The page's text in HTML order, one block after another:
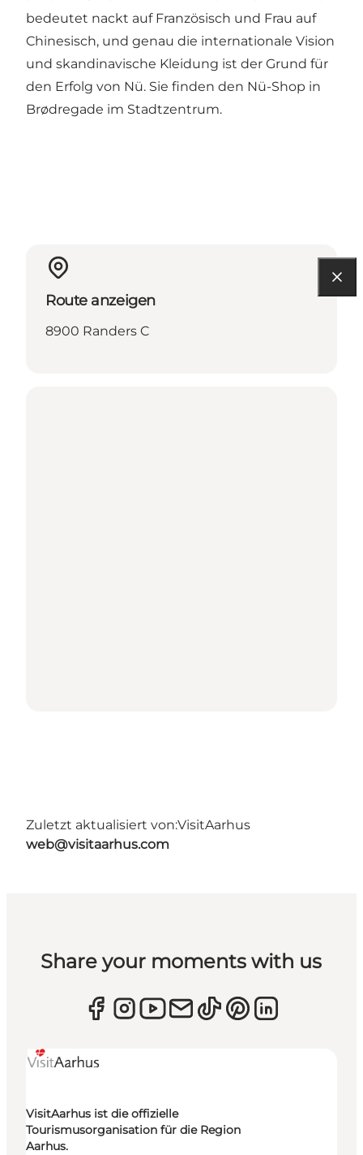
bedeutet nackt auf Französisch und Frau auf
Chinesisch, und genau die internationale Vision
und skandinavische Kleidung ist der Grund für
den Erfolg von Nü. Sie finden den Nü-Shop in
Brødregade im Stadtzentrum.
Route anzeigen
8900 Randers C
Zuletzt aktualisiert von:VisitAarhus
web@visitaarhus.com
Share your moments with us
VisitAarhus ist die offizielle
Tourismusorganisation für die Region
Aarhus.